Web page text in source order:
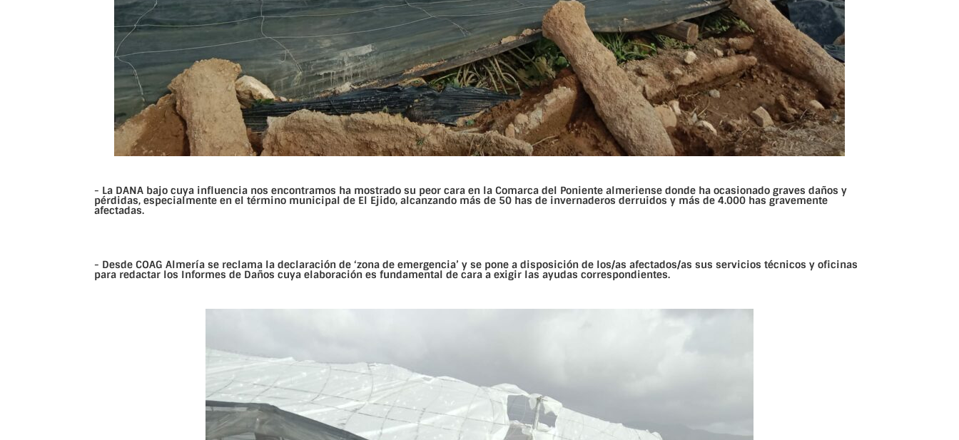
- La DANA bajo cuya influencia nos encontramos ha mostrado su peor cara en la Comarca del Poniente almeriense donde ha ocasionado graves daños y
pérdidas, especialmente en el término municipal de El Ejido, alcanzando más de 50 has de invernaderos derruidos y más de 4.000 has gravemente
afectadas.
- Desde COAG Almería se reclama la declaración de ‘zona de emergencia’ y se pone a disposición de los/as afectados/as sus servicios técnicos y oficinas
para redactar los Informes de Daños cuya elaboración es fundamental de cara a exigir las ayudas correspondientes.